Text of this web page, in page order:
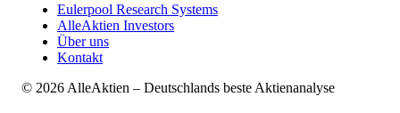
Eulerpool Research Systems
AlleAktien Investors
Über uns
Kontakt
© 2026 AlleAktien – Deutschlands beste Aktienanalyse